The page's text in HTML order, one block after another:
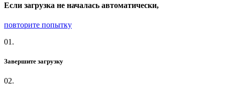
Если загрузка не началась автоматически,
повторите попытку
01.
Завершите загрузку
02.